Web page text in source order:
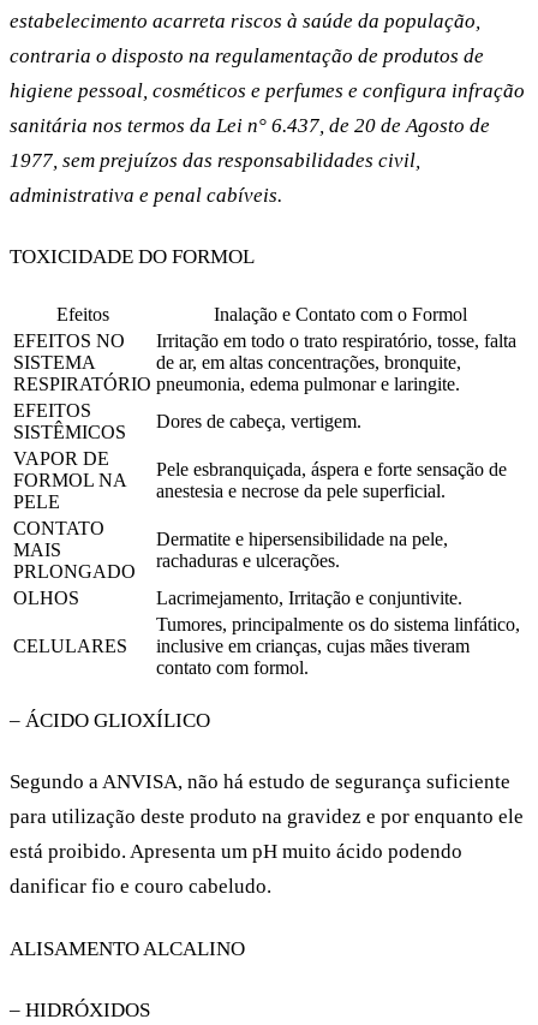
estabelecimento acarreta riscos à saúde da população,
contraria o disposto na regulamentação de produtos de
higiene pessoal, cosméticos e perfumes e configura infração
sanitária nos termos da Lei n° 6.437, de 20 de Agosto de
1977 , sem prejuízos das responsabilidades civil,
administrativa e penal cabíveis.
TOXICIDADE DO FORMOL
Efeitos
Inalação e Contato com o Formol
EFEITOS NO
SISTEMA
RESPIRATÓRIO
Irritação em todo o trato respiratório, tosse, falta
de ar, em altas concentrações, bronquite,
pneumonia, edema pulmonar e laringite.
EFEITOS
SISTÊMICOS
Dores de cabeça, vertigem.
VAPOR DE
FORMOL NA
PELE
Pele esbranquiçada, áspera e forte sensação de
anestesia e necrose da pele superficial.
CONTATO
MAIS
PRLONGADO
Dermatite e hipersensibilidade na pele,
rachaduras e ulcerações.
OLHOS
Lacrimejamento, Irritação e conjuntivite.
CELULARES
Tumores, principalmente os do sistema linfático,
inclusive em crianças, cujas mães tiveram
contato com formol.
– ÁCIDO GLIOXÍLICO
Segundo a ANVISA, não há estudo de segurança suficiente
para utilização deste produto na gravidez e por enquanto ele
está proibido. Apresenta um pH muito ácido podendo
danificar fio e couro cabeludo.
ALISAMENTO ALCALINO
– HIDRÓXIDOS